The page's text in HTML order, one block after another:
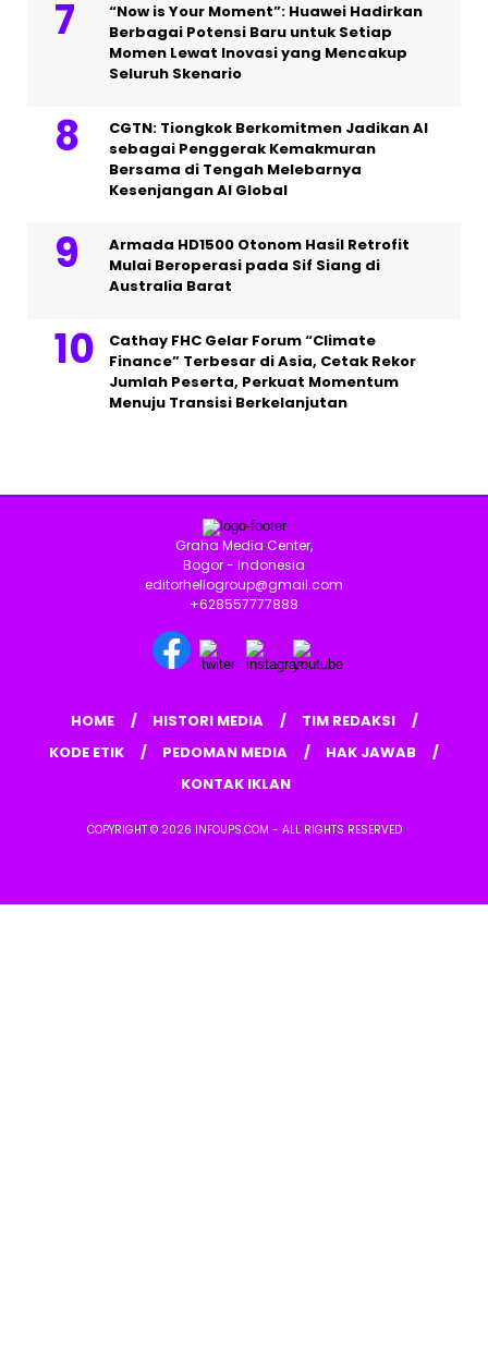
“Now is Your Moment”: Huawei Hadirkan
Berbagai Potensi Baru untuk Setiap
Momen Lewat Inovasi yang Mencakup
Seluruh Skenario
CGTN: Tiongkok Berkomitmen Jadikan AI
sebagai Penggerak Kemakmuran
Bersama di Tengah Melebarnya
Kesenjangan AI Global
Armada HD1500 Otonom Hasil Retrofit
Mulai Beroperasi pada Sif Siang di
Australia Barat
Cathay FHC Gelar Forum “Climate
Finance” Terbesar di Asia, Cetak Rekor
Jumlah Peserta, Perkuat Momentum
Menuju Transisi Berkelanjutan
Graha Media Center,
Bogor - Indonesia
editorhellogroup@gmail.com
+628557777888
HOME HISTORI MEDIA
TIM REDAKSI
KODE ETIK
PEDOMAN MEDIA
HAK JAWAB
KONTAK IKLAN
COPYRIGHT © 2026 INFOUPS.COM - ALL RIGHTS RESERVED